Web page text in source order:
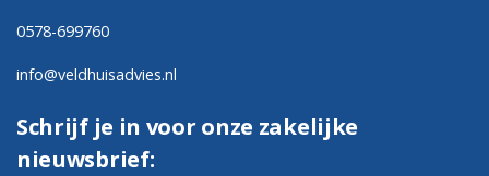
0578-699760
info@veldhuisadvies.nl
Schrijf je in voor onze zakelijke
nieuwsbrief: